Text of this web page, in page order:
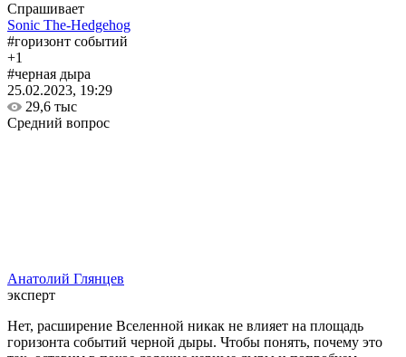
Спрашивает
Sonic The-Hedgehog
#горизонт событий
+1
#черная дыра
25.02.2023, 19:29
29,6 тыс
Средний вопрос
Анатолий Глянцев
эксперт
Нет, расширение Вселенной никак не влияет на площадь
горизонта событий черной дыры. Чтобы понять, почему это